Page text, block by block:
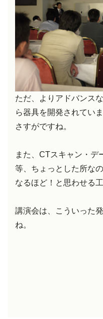
ただ、よりアドバンス
ら器具を開発されていま
さすがですね。
また、CTスキャン・デ
等、ちょっとした所なの
なるほど！と思わせる
講演会は、こういった
ね。